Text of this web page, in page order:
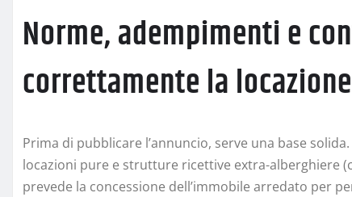
Norme, adempimenti e
correttamente la
Prima di pubblicare l’annuncio, serve una base solida.
locazioni pure e strutture ricettive extra-alberghiere
prevede la concessione dell’immobile arredato per